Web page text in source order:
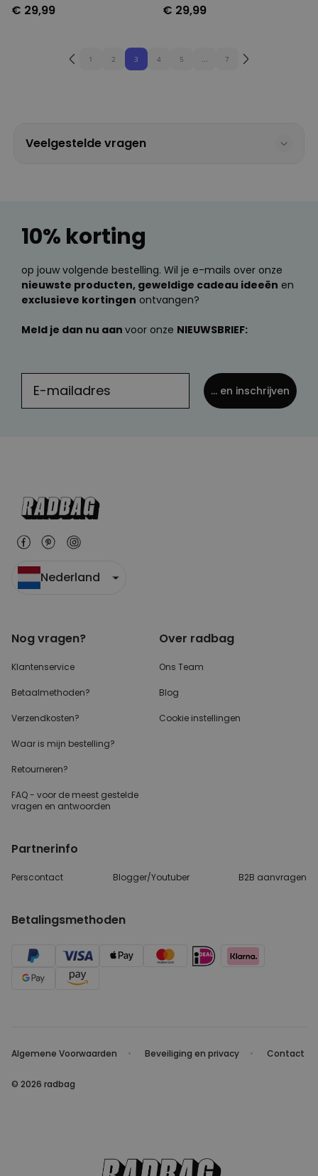
€ 29,99 tekst
€ 29,99
1 2 3 4 5 ... 7
Veelgestelde vragen
10% korting
op jouw volgende bestelling. Wil je e-mails over onze
nieuwste producten, geweldige cadeau ideeën en
exclusieve kortingen ontvangen?
Meld je dan nu aan voor onze NIEUWSBRIEF:
... en inschrijven
Nederland
Nog vragen?
Klantenservice
Betaalmethoden?
Verzendkosten?
Waar is mijn bestelling?
Retourneren?
FAQ - voor de meest gestelde
vragen en antwoorden
Over radbag
Ons Team
Blog
Cookie instellingen
Partnerinfo
Perscontact Blogger/Youtuber B2B aanvragen
Betalingsmethoden
Algemene Voorwaarden Beveiliging en privacy Contact
© 2026 radbag